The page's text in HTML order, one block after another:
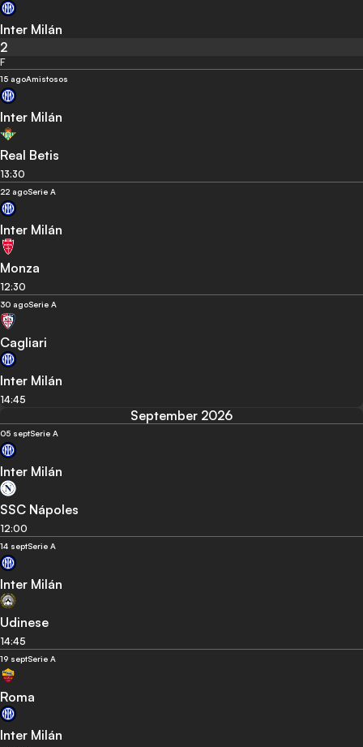
Inter Milán
2
F
15 agoAmistosos
Inter Milán
Real Betis
13:30
22 agoSerie A
Inter Milán
Monza
12:30
30 agoSerie A
Cagliari
Inter Milán
14:45
September 2026
05 septSerie A
Inter Milán
SSC Nápoles
12:00
14 septSerie A
Inter Milán
Udinese
14:45
19 septSerie A
Roma
Inter Milán